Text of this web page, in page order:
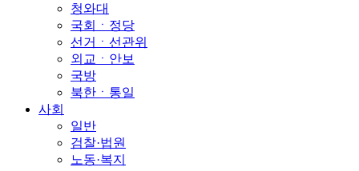
청와대
국회ㆍ정당
선거ㆍ선관위
외교ㆍ안보
국방
북한ㆍ통일
사회
일반
검찰·법원
노동·복지